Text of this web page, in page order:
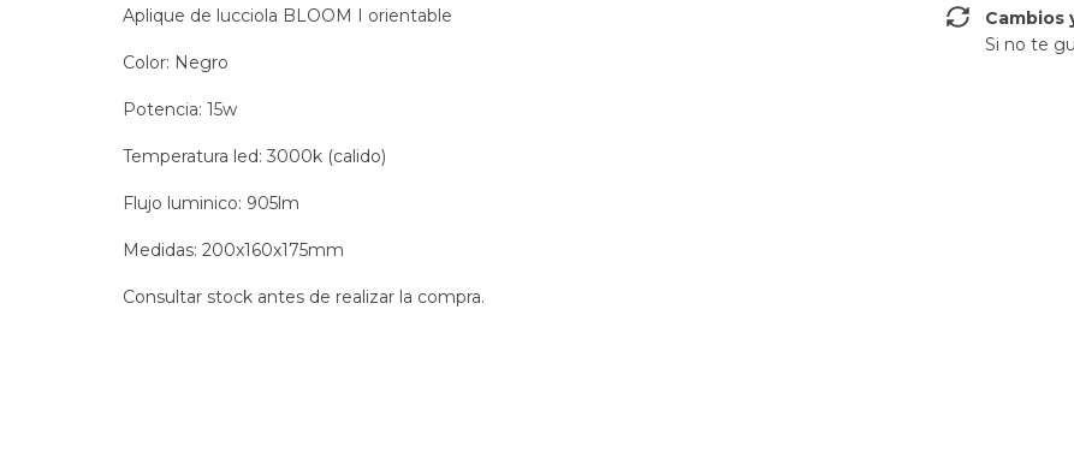
Aplique de lucciola BLOOM I orientable
Color: Negro
Potencia: 15w
Temperatura led: 3000k (calido)
Flujo luminico: 905lm
Medidas: 200x160x175mm
Consultar stock antes de realizar la compra.
Cambios
Si no te